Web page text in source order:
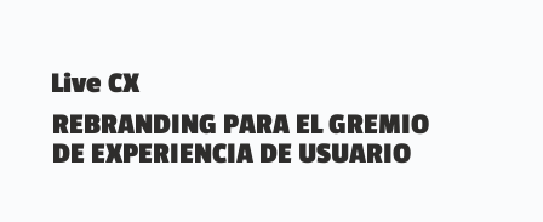
Live CX
REBRANDING PARA EL GREMIO
DE EXPERIENCIA DE USUARIO